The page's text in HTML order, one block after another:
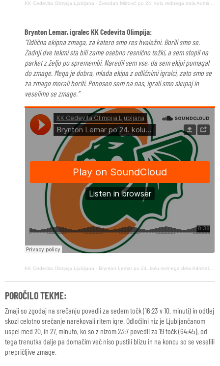
KK Cedevita Olimpija Ljubljana · Zvezdan Mitrović po 24. kolu rednega dela AdmiralBet Lige ABA (23. marec 2025)
Brynton Lemar, igralec KK Cedevita Olimpija:
“Odlična ekipna zmaga, za katero smo res hvaležni. Borili smo se.
Zadnji dve tekmi sta bili zame osebno resnično težki, a sem stopil na
parket z željo po spremembi. Naredil sem vse, da sem ekipi pomagal
do zmage. Mega je dobra, mlada ekipa z odličnimi igralci, zato smo se
za zmago morali boriti. Ponosen sem na nas, igrali smo skupaj in
veselimo se zmage.”
KK Cedevita Olimpija Ljubljana · Brynton Lemar po 24. kolu rednega dela AdmiralBet Lige ABA (23. marec 2025)
POROČILO TEKME:
Zmaji so zgodaj na srečanju povedli za sedem točk (16:23 v 10. minuti) in odtlej
skozi celotno srečanje narekovali ritem igre. Odločilni niz je Ljubljančanom
uspel med 20. in 27. minuto, ko so z nizom 23:7 povedli za 19 točk (64:45), od
tega trenutka dalje pa domačim več niso pustili blizu in na koncu so se veselili
prepričljive zmage.